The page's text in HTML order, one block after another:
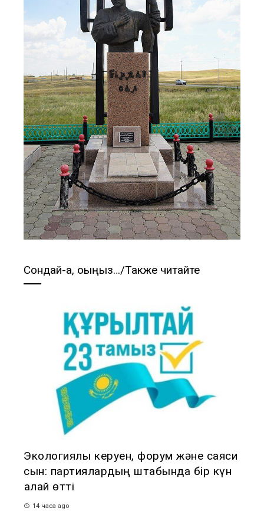
Сондай-ақ, оқыңыз…/Также читайте
Экологиялық керуен, форум және саяси
сын: партиялардың штабында бір күн
қалай өтті
14 часа ago